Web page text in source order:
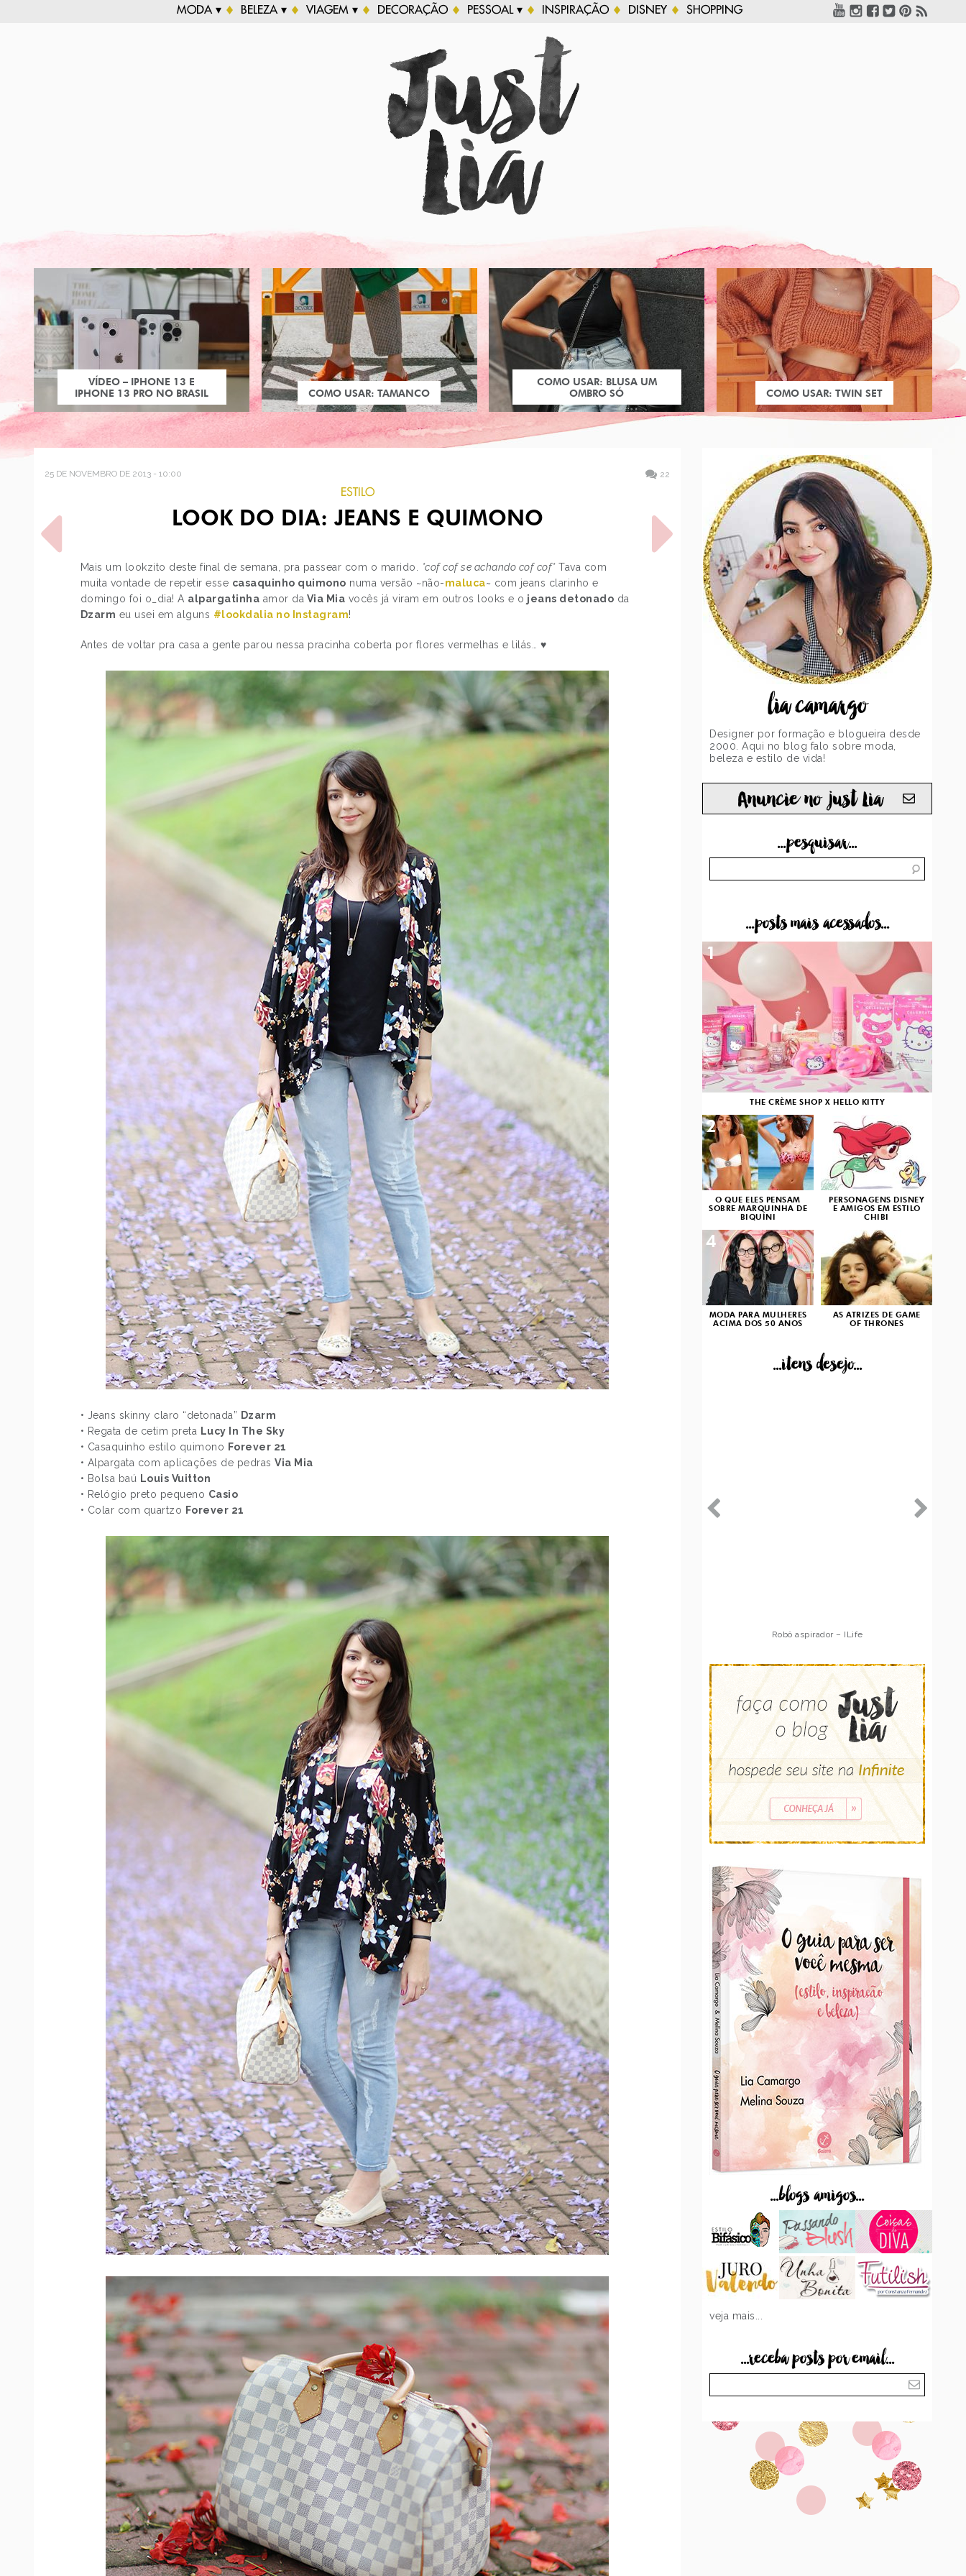
MODA ▾ BELEZA ▾ VIAGEM ▾ DECORAÇÃO PESSOAL ▾ INSPIRAÇÃO DISNEY SHOPPING
VÍDEO – IPHONE 13 E
IPHONE 13 PRO NO BRASIL
COMO USAR: TAMANCO
COMO USAR: BLUSA UM
OMBRO SÓ
COMO USAR: TWIN SET
25 DE NOVEMBRO DE 2013 - 10:00 22
ESTILO
LOOK DO DIA: JEANS E QUIMONO
Mais um lookzito deste final de semana, pra passear com o marido. *cof cof se achando cof cof*Tava com
muita vontade de repetir esse casaquinho quimono numa versão ~não-maluca~ com jeans clarinho e
domingo foi o_dia! A alpargatinha amor da Via Mia vocês já viram em outros looks e o jeans detonado da
Dzarm eu usei em alguns #lookdalia no Instagram!
Antes de voltar pra casa a gente parou nessa pracinha coberta por flores vermelhas e lilás… ♥
• Jeans skinny claro “detonada” Dzarm
• Regata de cetim preta Lucy In The Sky
• Casaquinho estilo quimono Forever 21
• Alpargata com aplicações de pedrasVia Mia
• Bolsa baú Louis Vuitton
• Relógio preto pequeno Casio
• Colar com quartzo Forever 21
POST ANTERIOR
ORLANDO - EPCOT
lia camargo
Designer por formação e blogueira desde
2000. Aqui no blog falo sobre moda,
beleza e estilo de vida!
Anuncie no just Lia
...pesquisar...
...posts mais acessados...
THE CRÈME SHOP X HELLO KITTY
1
O QUE ELES PENSAM
SOBRE MARQUINHA DE
BIQUÍNI
2
PERSONAGENS DISNEY
E AMIGOS EM ESTILO
CHIBI
3
MODA PARA MULHERES
ACIMA DOS 50 ANOS
4
AS ATRIZES DE GAME
OF THRONES
...itens desejo...
Robô aspirador – Multilaser
...blogs amigos...
veja mais...
...receba posts por email...